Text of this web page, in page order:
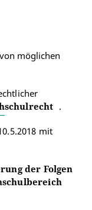
möglichen
.
mit
der Folgen